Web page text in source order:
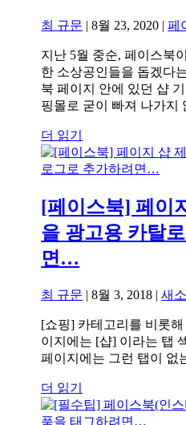
최 규문 |8월 23, 2020 |페
지난 5월 중순, 페이스북
한 소상공인들을 돕겠다
북 페이지 안에 있던 샵
핑몰로 굳이 빠져 나가지
더 읽기
[페이스북] 페이
을 광고용 카탈
면…
최 규문 |8월 3, 2018 |새
[쇼핑] 카테고리를 비롯
이지에는 [샵] 이라는 탭
페이지에는 그런 탭이 없
더 읽기